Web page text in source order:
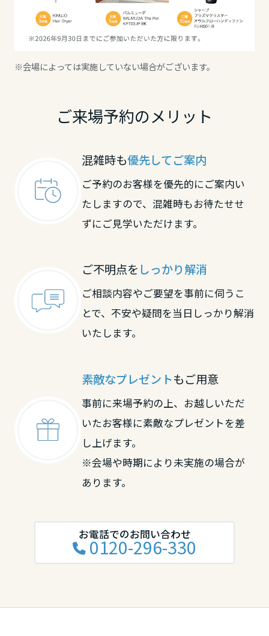
※会場によっては実施していない場合がございます。
ご来場予約のメリット
混雑時も優先してご案内
ご予約のお客様を優先的にご案内い
たしますので、混雑時もお待たせせ
ずにご見学いただけます。
ご不明点を しっかり解消
ご相談内容やご要望を事前に伺うこ
とで、不安や疑問を当日しっかり解消
いたします。
素敵なプレゼントもご用意
事前に来場予約の上、お越しいただ
いたお客様に素敵なプレゼントを差
し上げます。
※会場や時期により未実施の場合が
あります。
お電話でのお問い合わせ
0120-296-330
高知県
長崎県